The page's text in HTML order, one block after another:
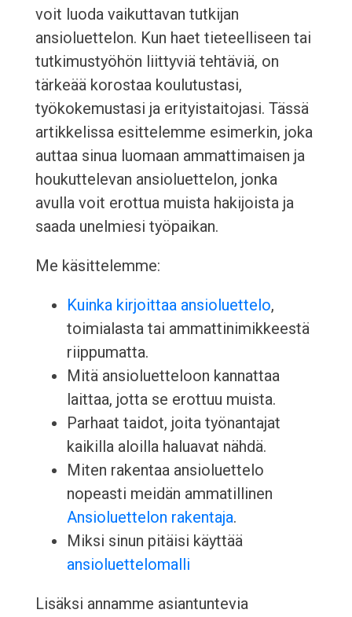
voit luoda vaikuttavan tutkijan
ansioluettelon. Kun haet tieteelliseen tai
tutkimustyöhön liittyviä tehtäviä, on
tärkeää korostaa koulutustasi,
työkokemustasi ja erityistaitojasi. Tässä
artikkelissa esittelemme esimerkin, joka
auttaa sinua luomaan ammattimaisen ja
houkuttelevan ansioluettelon, jonka
avulla voit erottua muista hakijoista ja
saada unelmiesi työpaikan.
Me käsittelemme:
Kuinka kirjoittaa ansioluettelo,
toimialasta tai ammattinimikkeestä
riippumatta.
Mitä ansioluetteloon kannattaa
laittaa, jotta se erottuu muista.
Parhaat taidot, joita työnantajat
kaikilla aloilla haluavat nähdä.
Miten rakentaa ansioluettelo
nopeasti meidän ammatillinen
Ansioluettelon rakentaja.
Miksi sinun pitäisi käyttää
ansioluettelomalli
Lisäksi annamme asiantuntevia